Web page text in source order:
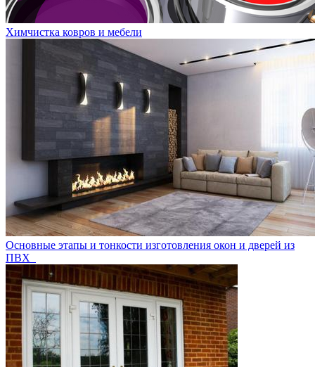
Химчистка ковров и мебели
Основные этапы и тонкости изготовления окон и дверей из
ПВХ